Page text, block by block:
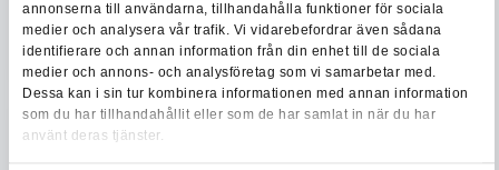
annonserna till användarna, tillhandahålla funktioner för sociala
medier och analysera vår trafik. Vi vidarebefordrar även sådana
identifierare och annan information från din enhet till de sociala
medier och annons- och analysföretag som vi samarbetar med.
Dessa kan i sin tur kombinera informationen med annan information
som du har tillhandahållit eller som de har samlat in när du har
använt deras tjänster.
Lägg i varukorgen
FASTIGHET